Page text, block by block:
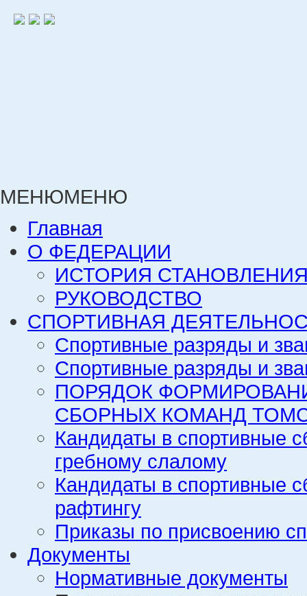
МЕНЮМЕНЮ
Главная
О ФЕДЕРАЦИИ
ИСТОРИЯ
РУКОВОДСТВО
СПОРТИВНАЯ
Спортивные разряды и
Спортивные разряды и
ПОРЯДОК
СБОРНЫХ КОМАНД
Кандидаты в спортивные
гребному слалому
Кандидаты в спортивные
рафтингу
Приказы по присвоению
Документы
Нормативные документы